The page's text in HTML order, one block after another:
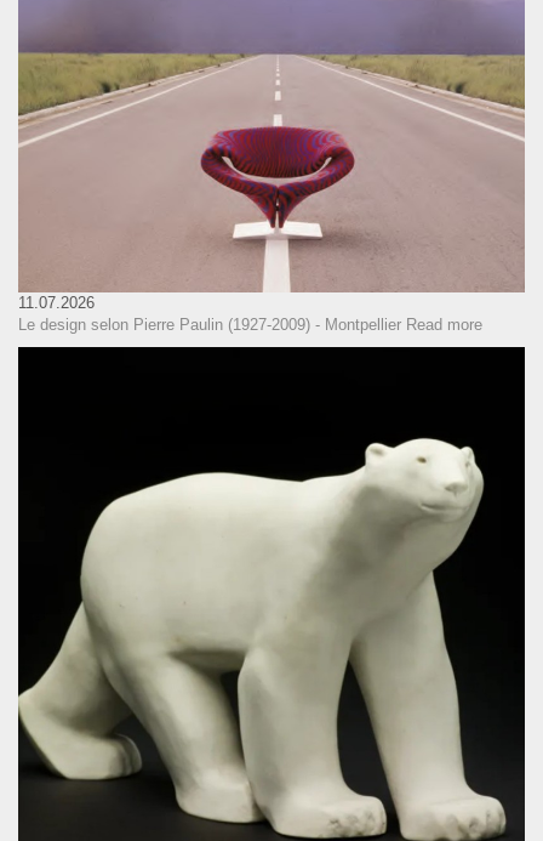
11.07.2026
Le design selon Pierre Paulin (1927-2009) - Montpellier Read more